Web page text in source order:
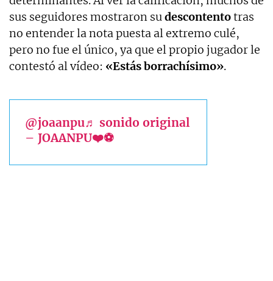
sus seguidores mostraron sudescontentotras
no entender la nota puesta al extremo culé,
pero no fue el único, ya que el propio jugador le
contestó al vídeo: «Estás borrachísimo».
@joaanpu♬ sonido original
– JOAANPU❤️⚽️